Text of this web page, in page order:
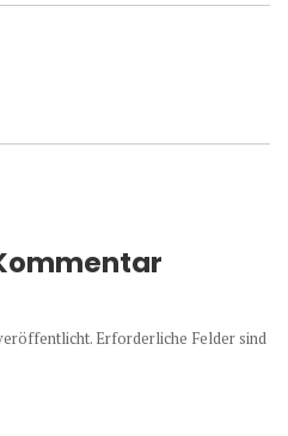
Erforderliche Felder sind